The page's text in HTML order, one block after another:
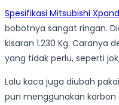
Spesifikasi Mitsubishi
bobotnya sangat ringan.
kisaran 1.230 Kg. Caranya
yang tidak perlu, seperti
Lalu kaca juga diubah
pun menggunakan